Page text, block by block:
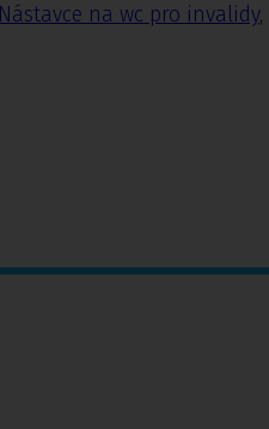
Nástavce na wc pro invalidy,